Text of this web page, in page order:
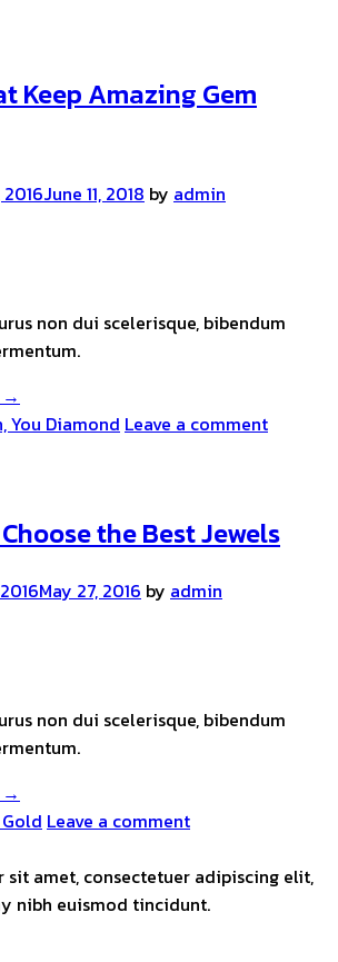
Keep Amazing Gem
June 11, 2018 by admin
non dui scelerisque, bibendum
→
You Diamond Leave a comment
the Best Jewels
May 27, 2016 by admin
non dui scelerisque, bibendum
→
Leave a comment
sit amet, consectetuer adipiscing elit,
nibh euismod tincidunt.